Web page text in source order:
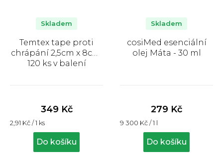
Temtex tape proti
chrápání 2,5cm x 8cm,
120 ks v balení
produktu
4,5
z
hvězdiček.
Skladem
349 Kč
Měrná
2,91 Kč / 1 ks
Do košíku
cosiMed esenciální
olej Máta - 30 ml
produktu
5,0
z
hvězdiček.
Skladem
279 Kč
Měrná
9 300 Kč / 1 l
Do košíku